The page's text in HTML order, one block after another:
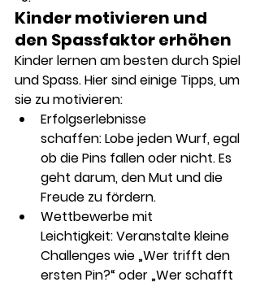
Kinder motivieren und
den Spassfaktor erhöhen
Kinder lernen am besten durch Spiel
und Spass. Hier sind einige Tipps, um
sie zu motivieren:
Erfolgserlebnisse
schaffen: Lobe jeden Wurf, egal
ob die Pins fallen oder nicht. Es
geht darum, den Mut und die
Freude zu fördern.
Wettbewerbe mit
Leichtigkeit: Veranstalte kleine
Challenges wie „Wer trifft den
ersten Pin?“ oder „Wer schafft